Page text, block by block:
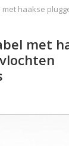
haakse
met